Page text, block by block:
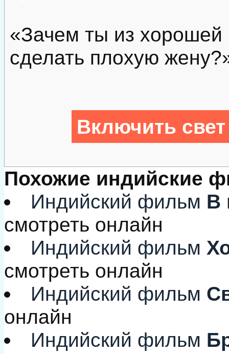
«Зачем ты из хорошей
сделать плохую
Включить
Похожие индийские
Индийский фильм В
смотреть онлайн
Индийский фильм
смотреть онлайн
Индийский фильм
онлайн
Индийский фильм